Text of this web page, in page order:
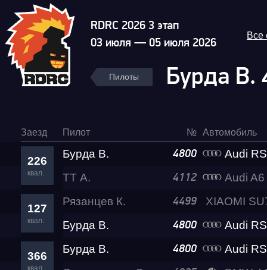
RDRC 2026 3 этап
03 июля — 05 июля 2026
Все
Пилоты Бурда В.
Заезд Пилот № Автомобиль
226
квал.
Бурда В. 4800
Audi
ТТ А.
4112 Audi A6
127
квал.
Рязанцев К. 4499
Бурда В. 4800 Audi
366
квал.
Бурда В. 4800
Audi